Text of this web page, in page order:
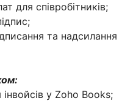
для співробітників;
та надсилання
у Zoho Books;